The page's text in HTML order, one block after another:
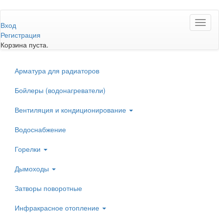
к
основному
содержанию
Вход
Регистрация
Корзина пуста.
Арматура для радиаторов
Бойлеры (водонагреватели)
Вентиляция и кондиционирование
Водоснабжение
Горелки
Дымоходы
Затворы поворотные
Инфракрасное отопление